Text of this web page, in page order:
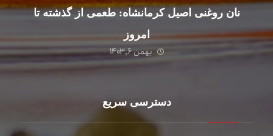
نان روغنی اصیل کرمانشاه: طعمی از گذشته تا
امروز
بهمن ۶, ۱۴۰۳
دسترسی سریع